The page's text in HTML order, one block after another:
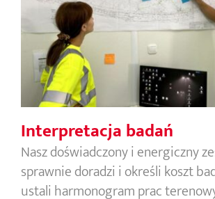
Interpretacja badań
Interpretacja badań
Nasz doświadczony i energiczny
sprawnie doradzi i określi koszt
ustali harmonogram prac